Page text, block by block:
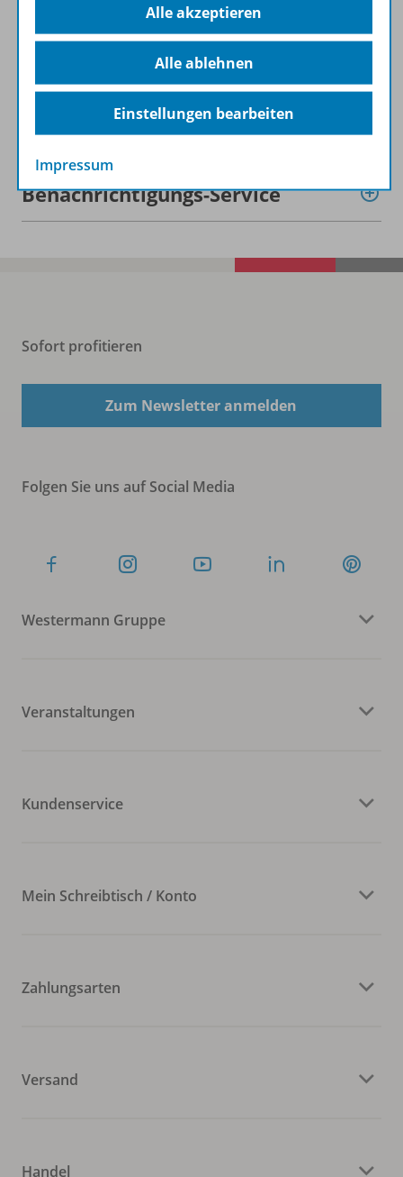
Lizenzbedingungen
Zugehörige Produkte
Benachrichtigungs-Service
Sofort profitieren
Zum Newsletter anmelden
Folgen Sie uns auf Social Media
Westermann Gruppe
Veranstaltungen
Kundenservice
Mein Schreibtisch / Konto
Zahlungsarten
Versand
Handel
Alle akzeptieren
Alle ablehnen
Einstellungen bearbeiten
Impressum